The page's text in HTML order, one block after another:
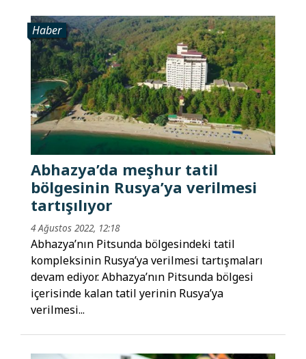
Haber
Abhazya’da meşhur tatil
bölgesinin Rusya’ya verilmesi
tartışılıyor
4 Ağustos 2022, 12:18
Abhazya’nın Pitsunda bölgesindeki tatil
kompleksinin Rusya’ya verilmesi tartışmaları
devam ediyor. Abhazya’nın Pitsunda bölgesi
içerisinde kalan tatil yerinin Rusya’ya
verilmesi...